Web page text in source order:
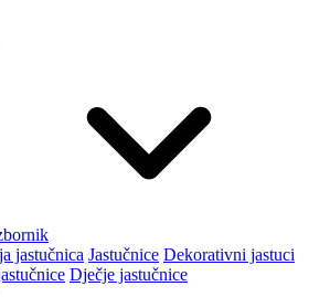
jastučnica Jastučnice Dekorativni jastuci
Dječje jastučnice